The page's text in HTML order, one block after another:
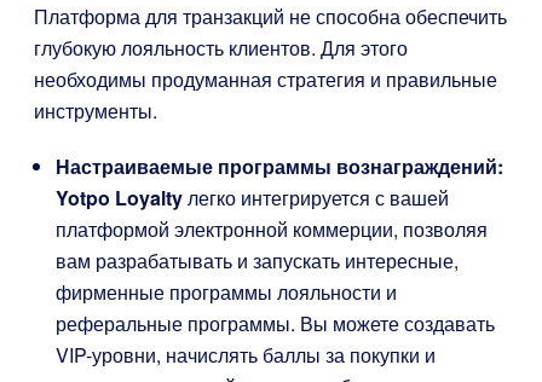
Платформа для транзакций не способна обеспечить
глубокую лояльность клиентов. Для этого
необходимы продуманная стратегия и правильные
инструменты.
Настраиваемые программы вознаграждений:
Yotpo Loyaltyлегко интегрируется с вашей
платформой электронной коммерции, позволяя
вам разрабатывать и запускать интересные,
фирменные программы лояльности и
реферальные программы. Вы можете создавать
VIP-уровни, начислять баллы за покупки и